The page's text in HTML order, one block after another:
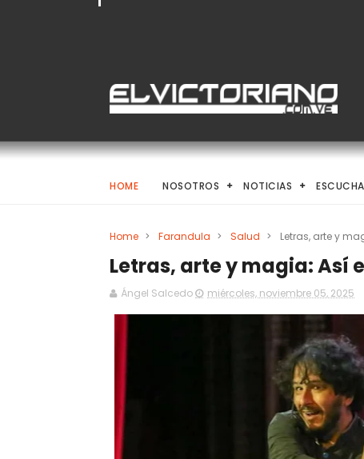
HOME NOSOTROS NOTICIAS
Home > Farandula > Salud > Letras, arte y
Letras, arte y magia: Así
Ángel Salcedo miércoles, noviembre 05, 2025